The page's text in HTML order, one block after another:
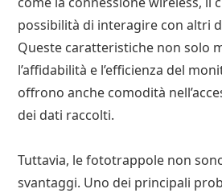
possibilità di interagire con altri
Queste caratteristiche non solo
l’affidabilità e l’efficienza del
offrono anche comodità
dei dati raccolti.
Tuttavia, le fototrappole non
svantaggi. Uno dei principali